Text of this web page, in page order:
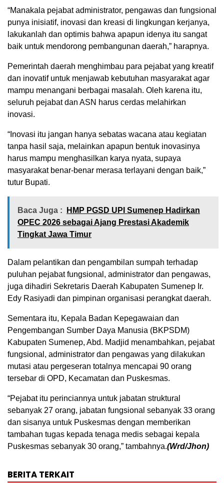
“Manakala pejabat administrator, pengawas dan fungsional
punya inisiatif, inovasi dan kreasi di lingkungan kerjanya,
lakukanlah dan optimis bahwa apapun idenya itu sangat
baik untuk mendorong pembangunan daerah,” harapnya.
Pemerintah daerah menghimbau para pejabat yang kreatif
dan inovatif untuk menjawab kebutuhan masyarakat agar
mampu menangani berbagai masalah. Oleh karena itu,
seluruh pejabat dan ASN harus cerdas melahirkan
inovasi.
“Inovasi itu jangan hanya sebatas wacana atau kegiatan
tanpa hasil saja, melainkan apapun bentuk inovasinya
harus mampu menghasilkan karya nyata, supaya
masyarakat benar-benar merasa terlayani dengan baik,”
tutur Bupati.
Baca Juga :
HMP PGSD UPI Sumenep Hadirkan
OPEC 2026 sebagai Ajang Prestasi Akademik
Tingkat Jawa Timur
Dalam pelantikan dan pengambilan sumpah terhadap
puluhan pejabat fungsional, administrator dan pengawas,
juga dihadiri Sekretaris Daerah Kabupaten Sumenep Ir.
Edy Rasiyadi dan pimpinan organisasi perangkat daerah.
Sementara itu, Kepala Badan Kepegawaian dan
Pengembangan Sumber Daya Manusia (BKPSDM)
Kabupaten Sumenep, Abd. Madjid menambahkan, pejabat
fungsional, administrator dan pengawas yang dilakukan
mutasi atau pergeseran totalnya mencapai 90 orang
tersebar di OPD, Kecamatan dan Puskesmas.
“Pejabat itu perinciannya untuk jabatan struktural
sebanyak 27 orang, jabatan fungsional sebanyak 33 orang
dan sisanya untuk Puskesmas dengan memberikan
tambahan tugas kepada tenaga medis sebagai kepala
Puskesmas sebanyak 30 orang,” tambahnya.(Wrd/Jhon)
BERITA TERKAIT